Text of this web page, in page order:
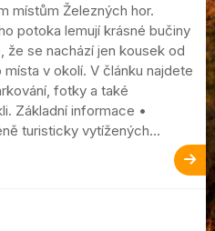
místům Železných hor.
potoka lemují krásné bučiny
že se nachází jen kousek od
v okolí. V článku najdete
fotky a také
Základní informace •
turisticky vytížených...